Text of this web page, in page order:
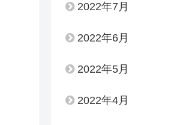
2022年7月
2022年6月
2022年5月
2022年4月